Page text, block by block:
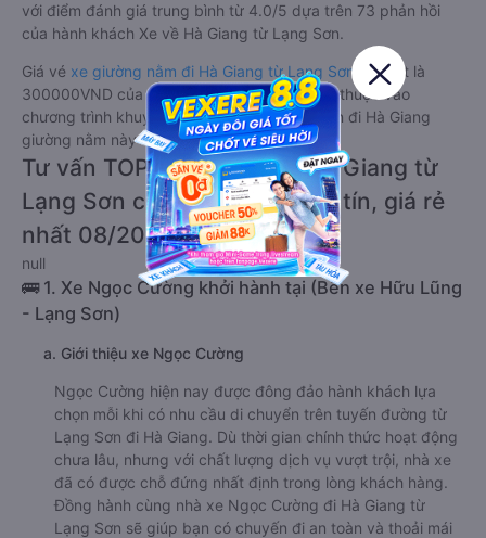
với điểm đánh giá trung bình từ 4.0/5 dựa trên 73 phản hồi
của hành khách Xe về Hà Giang từ Lạng Sơn.
Giá vé xe giường nằm đi Hà Giang từ Lạng Sơn
rẻ nhất là
300000VND của hãng xe Ngọc Cường. Tùy thuộc vào
chương trình khuyến mãi, giá vé Xe Lạng Sơn đi Hà Giang
giường nằm này có thể sẽ rẻ hơn.
Tư vấn TOP 1 xe khách đi Hà Giang từ
Lạng Sơn chất lượng cao, uy tín, giá rẻ
nhất 08/2026
null
🚌 1. Xe Ngọc Cường khởi hành tại (Bến xe Hữu Lũng
- Lạng Sơn)
a. Giới thiệu xe Ngọc Cường
Ngọc Cường hiện nay được đông đảo hành khách lựa
chọn mỗi khi có nhu cầu di chuyển trên tuyến đường từ
Lạng Sơn đi Hà Giang. Dù thời gian chính thức hoạt động
chưa lâu, nhưng với chất lượng dịch vụ vượt trội, nhà xe
đã có được chỗ đứng nhất định trong lòng khách hàng.
Đồng hành cùng nhà xe Ngọc Cường đi Hà Giang từ
Lạng Sơn sẽ giúp bạn có chuyến đi an toàn và thoải mái